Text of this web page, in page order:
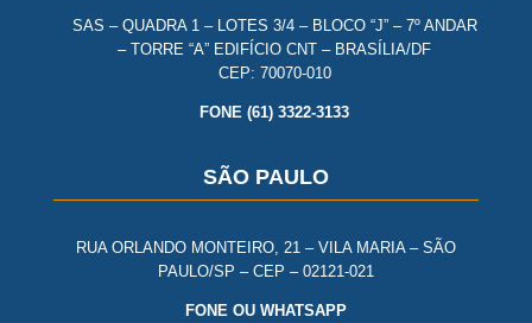
SAS – QUADRA 1 – LOTES 3/4 – BLOCO “J” – 7º ANDAR
– TORRE “A” EDIFÍCIO CNT – BRASÍLIA/DF
CEP: 70070-010
FONE (61) 3322-3133
SÃO PAULO
RUA ORLANDO MONTEIRO, 21 – VILA MARIA – SÃO
PAULO/SP – CEP – 02121-021
FONE OU WHATSAPP